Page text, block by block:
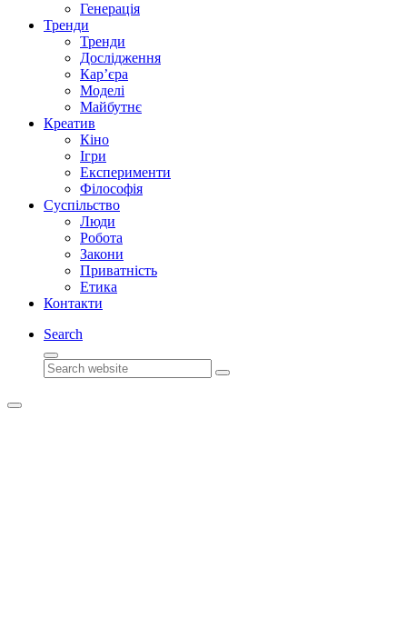
Генерація
Тренди
Тренди
Дослідження
Кар’єра
Моделі
Майбутнє
Креатив
Кіно
Ігри
Експерименти
Філософія
Суспільство
Люди
Робота
Закони
Приватність
Етика
Контакти
Search
Search